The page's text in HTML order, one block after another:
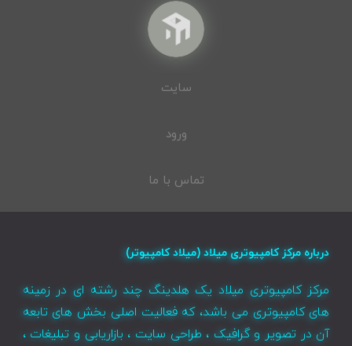
سایت
ورود
تماس با ما
درباره مرکز کامپیوتری میلاد (میلاد کامپیوتر)
مرکز کامپیوتری میلاد یک هلدینگ چند رشته ای در زمینه
های کامپیوتری می باشد، که فعالیت اصلی بخش های تابعه
آن در تصویر و گرافیک ، طراحی سایت ، بازاریابی و تبلیغات ،